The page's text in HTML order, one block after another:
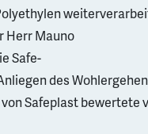
Herr Mauno
Safe-
des
Safeplast